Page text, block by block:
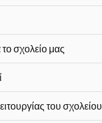
το σχολείο μας
του σχολείου